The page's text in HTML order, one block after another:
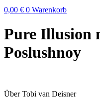
0,00 € 0 Warenkorb
Pure Illusion
Poslushnoy
Über Tobi van Deisner